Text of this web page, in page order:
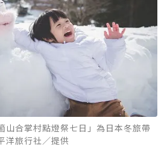
合掌村點燈祭七日」為日本冬旅帶
旅行社／提供